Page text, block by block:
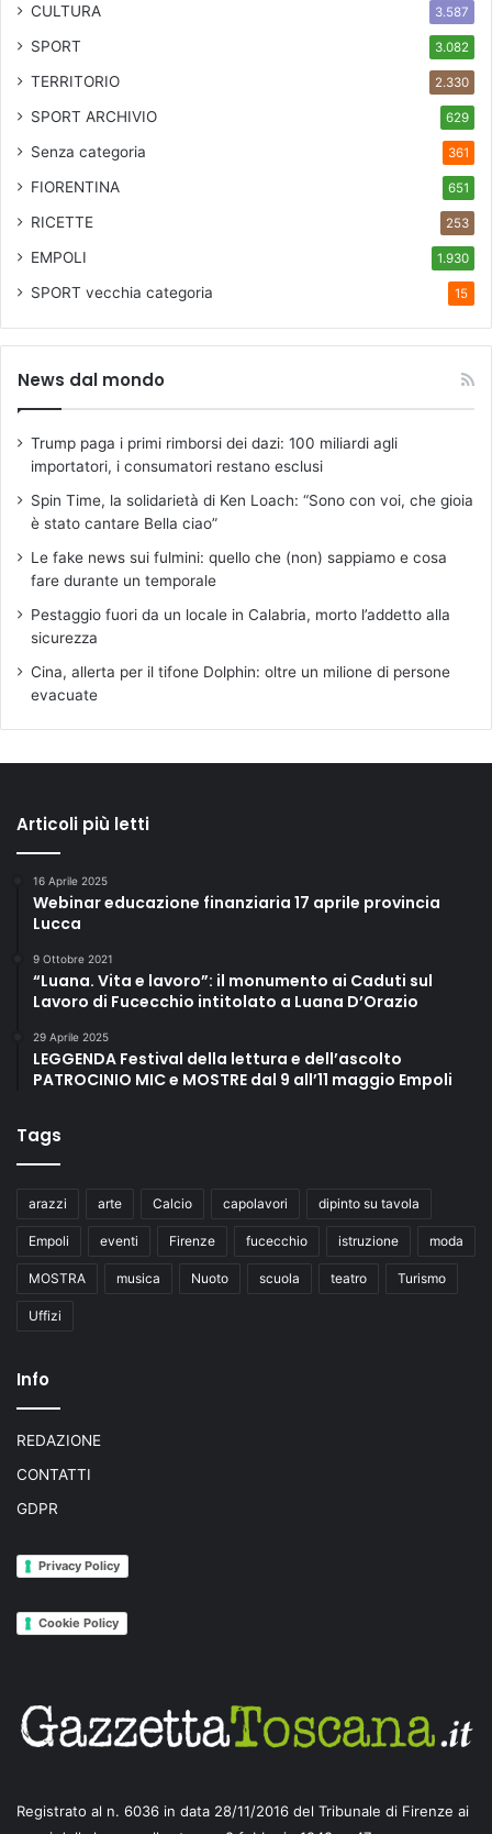
CULTURA 3.587
SPORT 3.082
TERRITORIO 2.330
SPORT ARCHIVIO 629
Senza categoria 361
FIORENTINA 651
RICETTE 253
EMPOLI 1.930
SPORT vecchia categoria 15
News dal mondo
Trump paga i primi rimborsi dei dazi: 100 miliardi agli
importatori, i consumatori restano esclusi
Spin Time, la solidarietà di Ken Loach: “Sono con voi, che gioia
è stato cantare Bella ciao”
Le fake news sui fulmini: quello che (non) sappiamo e cosa
fare durante un temporale
Pestaggio fuori da un locale in Calabria, morto l’addetto alla
sicurezza
Cina, allerta per il tifone Dolphin: oltre un milione di persone
evacuate
Articoli più letti
16 Aprile 2025
Webinar educazione finanziaria 17 aprile provincia
Lucca
9 Ottobre 2021
“Luana. Vita e lavoro”: il monumento ai Caduti sul
Lavoro di Fucecchio intitolato a Luana D’Orazio
29 Aprile 2025
LEGGENDA Festival della lettura e dell’ascolto
PATROCINIO MIC e MOSTRE dal 9 all’11 maggio Empoli
Tags
arazzi arte Calcio capolavori dipinto su tavola
Empoli eventi Firenze fucecchio istruzione moda
MOSTRA musica Nuoto scuola teatro Turismo
Uffizi
Info
REDAZIONE
CONTATTI
GDPR
Privacy Policy
Cookie Policy
Registrato al n. 6036 in data 28/11/2016 del Tribunale di Firenze ai